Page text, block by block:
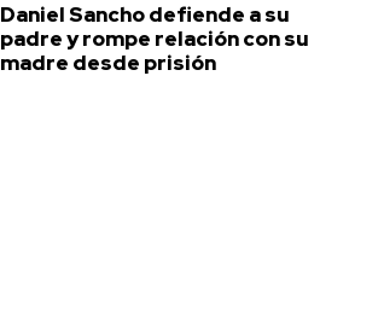
Daniel Sancho defiende a su
padre y rompe relación con su
madre desde prisión